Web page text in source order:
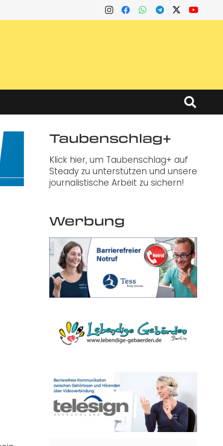
Taubenschlag+
Klick hier, um Taubenschlag+ auf
Steady zu unterstützen und unsere
journalistische Arbeit zu sichern!
Werbung